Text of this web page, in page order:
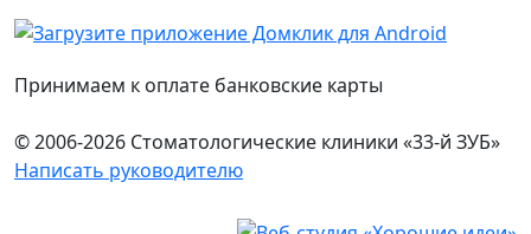
Принимаем к оплате банковские карты
© 2006-2026 Стоматологические клиники «33-й ЗУБ»
Написать руководителю